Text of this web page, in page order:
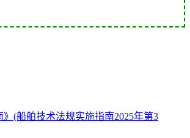
(船舶技术法规实施指南2025年第3